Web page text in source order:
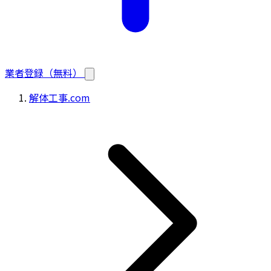
業者登録（無料）
解体工事.com